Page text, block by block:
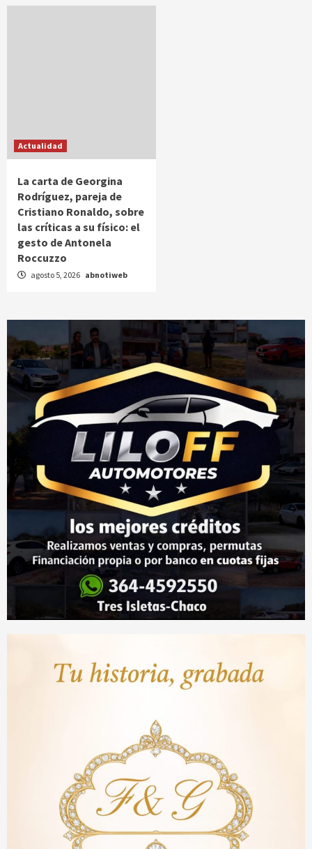
Actualidad
La carta de Georgina
Rodríguez, pareja de
Cristiano Ronaldo, sobre
las críticas a su físico: el
gesto de Antonela
Roccuzzo
agosto 5, 2026 abnotiweb